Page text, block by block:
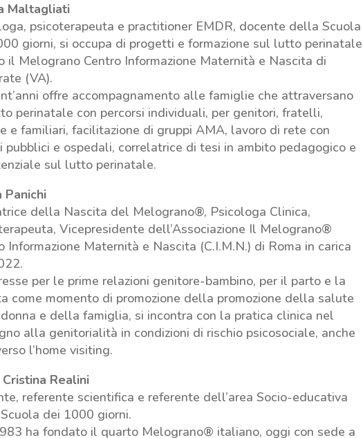
Maltagliati
psicoterapeuta e practitioner EMDR, docente della Scuola
giorni, si occupa di progetti e formazione sul lutto perinatale
il Melograno Centro Informazione Maternità e Nascita di
(VA).
offre accompagnamento alle famiglie che attraversano
perinatale con percorsi individuali, per genitori, fratelli,
e familiari, facilitazione di gruppi AMA, lavoro di rete con
pubblici e ospedali, correlatrice di tesi in ambito pedagogico e
sul lutto perinatale.
Panichi
della Nascita del Melograno®, Psicologa Clinica,
Vicepresidente dell’Associazione Il Melograno®
Informazione Maternità e Nascita (C.I.M.N.) di Roma in carica
per le prime relazioni genitore-bambino, per il parto e la
come momento di promozione della promozione della salute
e della famiglia, si incontra con la pratica clinica nel
alla genitorialità in condizioni di rischio psicosociale, anche
l’home visiting.
Realini
referente scientifica e referente dell’area Socio-educativa
dei 1000 giorni.
ha fondato il quarto Melograno® italiano, oggi con sede a